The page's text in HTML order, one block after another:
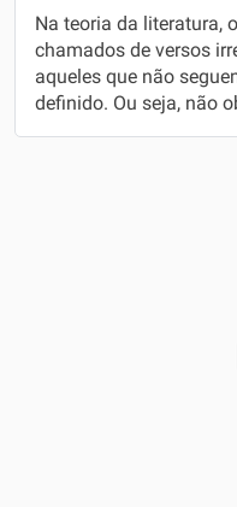
Na teoria da literatura,
chamados de versos
aqueles que não
definido. Ou seja, não